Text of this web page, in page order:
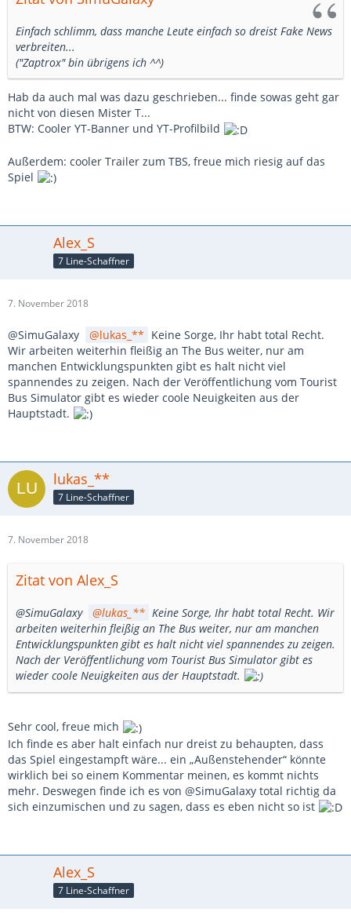
Einfach schlimm, dass manche Leute einfach so dreist Fake News
verbreiten...
("Zaptrox" bin übrigens ich ^^)
Hab da auch mal was dazu geschrieben... finde sowas geht gar
nicht von diesen Mister T...
BTW: Cooler YT-Banner und YT-Profilbild
Außerdem: cooler Trailer zum TBS, freue mich riesig auf das
Spiel
Alex_S
7 Line-Schaffner
7. November 2018
@SimuGalaxy lukas_** Keine Sorge, Ihr habt total Recht.
Wir arbeiten weiterhin fleißig an The Bus weiter, nur am
manchen Entwicklungspunkten gibt es halt nicht viel
spannendes zu zeigen. Nach der Veröffentlichung vom Tourist
Bus Simulator gibt es wieder coole Neuigkeiten aus der
Hauptstadt.
lukas_**
7 Line-Schaffner
7. November 2018
Zitat von Alex_S
@SimuGalaxy lukas_** Keine Sorge, Ihr habt total Recht. Wir
arbeiten weiterhin fleißig an The Bus weiter, nur am manchen
Entwicklungspunkten gibt es halt nicht viel spannendes zu zeigen.
Nach der Veröffentlichung vom Tourist Bus Simulator gibt es
wieder coole Neuigkeiten aus der Hauptstadt.
Sehr cool, freue mich
Ich finde es aber halt einfach nur dreist zu behaupten, dass
das Spiel eingestampft wäre... ein „Außenstehender“ könnte
wirklich bei so einem Kommentar meinen, es kommt nichts
mehr. Deswegen finde ich es von @SimuGalaxy total richtig da
sich einzumischen und zu sagen, dass es eben nicht so ist
Alex_S
7 Line-Schaffner